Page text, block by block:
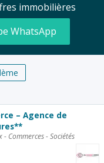
immobilières
WhatsApp
– Agence de
- Commerces - Sociétés